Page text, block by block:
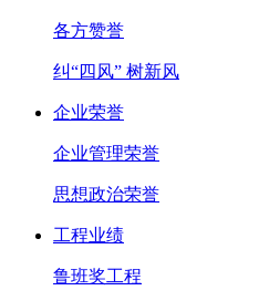
各方赞誉
纠“四风” 树新风
企业荣誉
企业管理荣誉
思想政治荣誉
工程业绩
鲁班奖工程